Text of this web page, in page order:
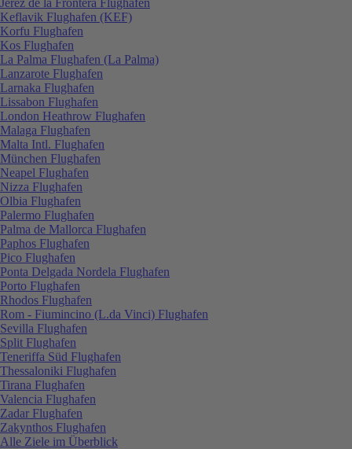
Keflavik Flughafen (KEF)
Korfu Flughafen
Kos Flughafen
La Palma Flughafen (La Palma)
Lanzarote Flughafen
Larnaka Flughafen
Lissabon Flughafen
London Heathrow Flughafen
Malaga Flughafen
Malta Intl. Flughafen
München Flughafen
Neapel Flughafen
Nizza Flughafen
Olbia Flughafen
Palermo Flughafen
Palma de Mallorca Flughafen
Paphos Flughafen
Pico Flughafen
Ponta Delgada Nordela Flughafen
Porto Flughafen
Rhodos Flughafen
Rom - Fiumincino (L.da Vinci) Flughafen
Sevilla Flughafen
Split Flughafen
Teneriffa Süd Flughafen
Thessaloniki Flughafen
Tirana Flughafen
Valencia Flughafen
Zadar Flughafen
Zakynthos Flughafen
Alle Ziele im Überblick